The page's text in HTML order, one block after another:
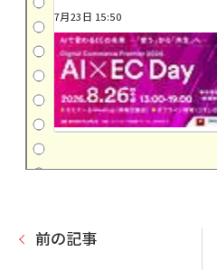
7月23日 15:50
前の記事